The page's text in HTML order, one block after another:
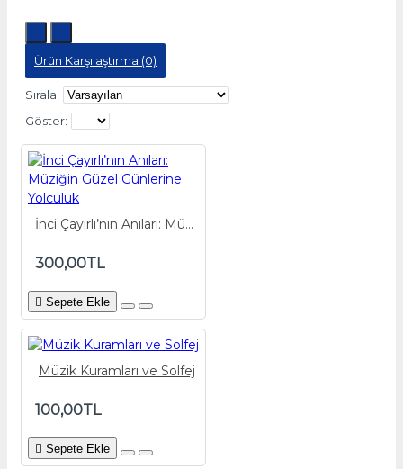
Ürün Karşılaştırma (0)
Sırala:
Göster:
İnci Çayırlı’nın Anıları: Müziğin Güzel Günlerine Yolculuk
300,00TL
Sepete Ekle
Müzik Kuramları ve Solfej
100,00TL
Sepete Ekle